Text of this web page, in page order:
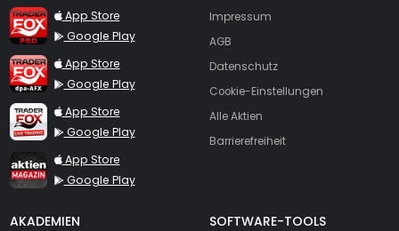
TraderFox Pro
App Store
Google Play
TraderFox dpa-AFX ProFeed
App Store
Google Play
TraderFox Live Trading
App Store
Google Play
TraderFox aktien Magazin
App Store
Google Play
Impressum
AGB
Datenschutz
Cookie-Einstellungen
Alle Aktien
Barrierefreiheit
AKADEMIEN SOFTWARE-TOOLS